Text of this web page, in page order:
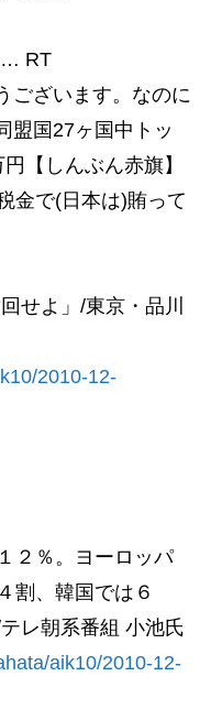
… RT
ございます。なのに
盟国27ヶ国中トッ
【しんぶん赤旗】
金で(日本は)賄って
せよ」/東京・品川
2010-12-
２％。ヨーロッパ
割、韓国では６
レ朝系番組 小池氏
aik10/2010-12-